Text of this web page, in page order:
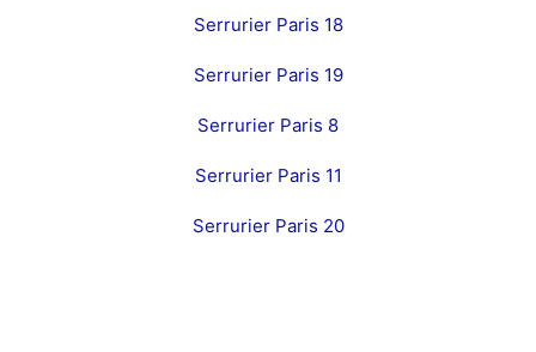
Serrurier Paris 18
Serrurier Paris 19
Serrurier Paris 8
Serrurier Paris 11
Serrurier Paris 20